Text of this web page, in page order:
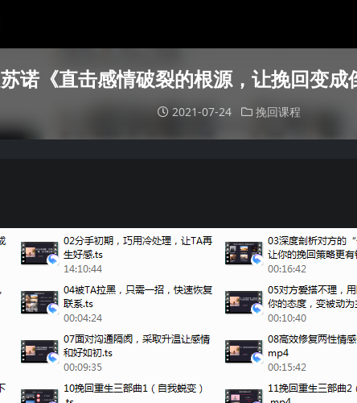
苏诺《直击感情破裂的根源，让挽回变成
2021-07-24 挽回课程